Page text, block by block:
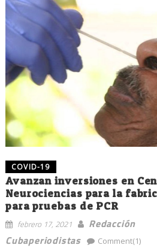
COVID-19
Avanzan inversiones en
Neurociencias para la
para pruebas de PCR
febrero 17, 2021
Redacción
Cubaperiodistas
Comment(1)